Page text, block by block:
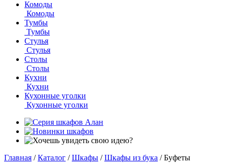
Комоды
Комоды
Тумбы
Тумбы
Стулья
Стулья
Столы
Столы
Кухни
Кухни
Кухонные уголки
Кухонные уголки
Главная / Каталог / Шкафы / Шкафы из бука / Буфеты